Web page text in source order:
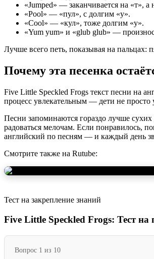
«Jumped» — заканчивается на «т», а
«Pool» — «пул», с долгим «у».
«Cool» — «кул», тоже долгим «у».
«Yum yum» и «glub glub» —
Лучше всего петь, показывая на пальцах:
Почему эта песенка
Five Little Speckled Frogs текст песни на
процесс увлекательным — дети не
Песни запоминаются гораздо лучше
радоваться мелочам. Если понравилось,
английский по песням — и каждый день
Смотрите также на Rutube:
Тест на закрепление знаний
Five Little Speckled Frogs: Тест на
Вопрос 1 из 10